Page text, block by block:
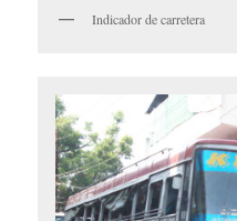
Indicador de carretera